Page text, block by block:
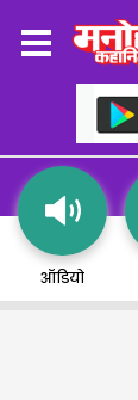
ऑडियो